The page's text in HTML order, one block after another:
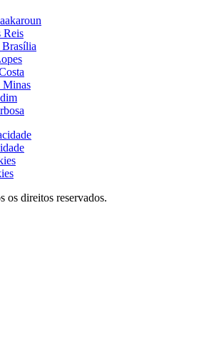
Reis
Minas
os direitos reservados.